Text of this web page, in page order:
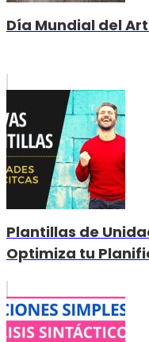
Día Mundial del
Plantillas de
Optimiza tu